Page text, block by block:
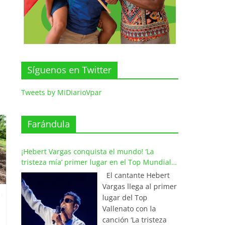
Síguenos en Twitter
Tweets by MiDiarioVpar
Farándula
¡Hebert Vargas conquista el mundo! ‘La
tristeza mía’ primer lugar en el Top Mundial
del Vallenato
El cantante Hebert
Vargas llega al primer
lugar del Top
Vallenato con la
canción ‘La tristeza